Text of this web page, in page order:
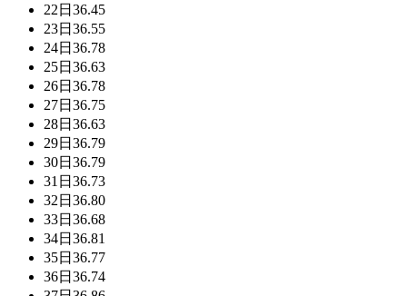
22日 36.45
23日 36.55
24日 36.78
25日 36.63
26日 36.78
27日 36.75
28日 36.63
29日 36.79
30日 36.79
31日 36.73
32日 36.80
33日 36.68
34日 36.81
35日 36.77
36日 36.74